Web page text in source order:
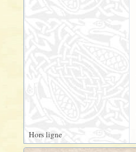
Hors ligne